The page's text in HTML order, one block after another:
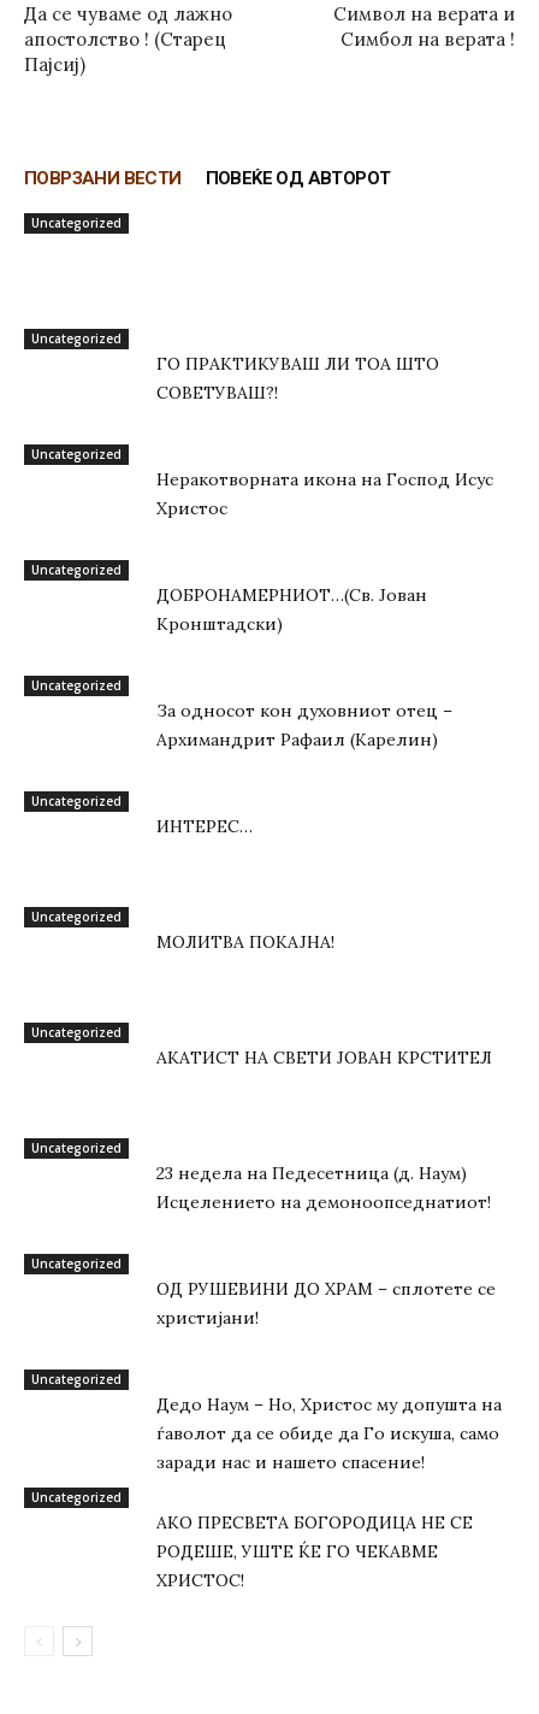
Да се чуваме од лажно
апостолство ! (Старец
Пајсиј)
Символ на верата и
Симбол на верата !
ПОВРЗАНИ ВЕСТИ ПОВЕЌЕ ОД АВТОРОТ
Uncategorized
Uncategorized
ГО ПРАКТИКУВАШ ЛИ ТОА ШТО
СОВЕТУВАШ?!
Uncategorized
Неракотворната икона на Господ Исус
Христос
Uncategorized
ДОБРОНАМЕРНИОТ…(Св. Јован
Кронштадски)
Uncategorized
За односот кон духовниот отец –
Архимандрит Рафаил (Карелин)
Uncategorized
ИНТЕРЕС…
Uncategorized
МОЛИТВА ПОКАЈНА!
Uncategorized
АКАТИСТ НА СВЕТИ ЈОВАН КРСТИТЕЛ
Uncategorized
23 недела на Педесетница (д. Наум)
Исцелението на демоноопседнатиот!
Uncategorized
ОД РУШЕВИНИ ДО ХРАМ – сплотете се
христијани!
Uncategorized
Дедо Наум – Но, Христос му допушта на
ѓаволот да се обиде да Го искуша, само
заради нас и нашето спасение!
Uncategorized
АКО ПРЕСВЕТА БОГОРОДИЦА НЕ СЕ
РОДЕШЕ, УШТЕ ЌЕ ГО ЧЕКАВМЕ
ХРИСТОС!